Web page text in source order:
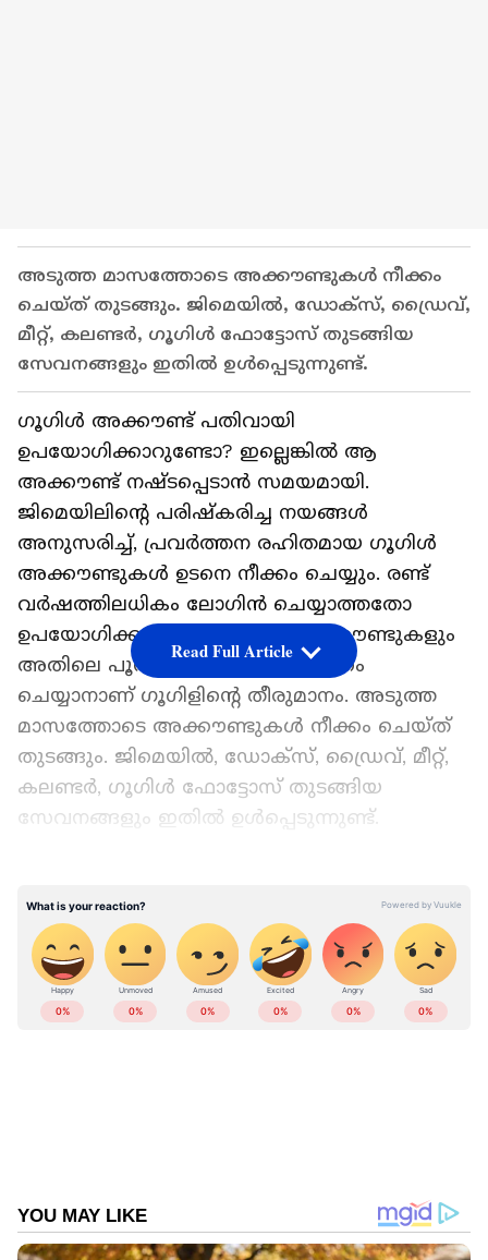
അടുത്ത മാസത്തോടെ അക്കൗണ്ടുകൾ നീക്കം
ചെയ്ത് തുടങ്ങും. ജിമെയിൽ, ഡോക്സ്, ഡ്രൈവ്,
മീറ്റ്, കലണ്ടർ, ഗൂഗിൾ ഫോട്ടോസ് തുടങ്ങിയ
സേവനങ്ങളും ഇതില്‍ ഉൾപ്പെടുന്നുണ്ട്.
ഗൂ​ഗിൾ അക്കൗണ്ട് പതിവായി
ഉപയോഗിക്കാറുണ്ടോ? ഇല്ലെങ്കിൽ ആ
അക്കൗണ്ട് നഷ്ടപ്പെടാൻ സമയമായി.
ജിമെയിലിന്റെ പരിഷ്കരിച്ച നയങ്ങൾ
അനുസരിച്ച്, പ്രവർത്തന രഹിതമായ ഗൂഗിൾ
അക്കൗണ്ടുകൾ ഉടനെ നീക്കം ചെയ്യും. രണ്ട്
വർഷത്തിലധികം ലോ​ഗിൻ ചെയ്യാത്തതോ
ഉപയോ​ഗിക്കാത്തതോ ആയ അക്കൗണ്ടുകളും
അതിലെ പൂർണ വിവരങ്ങളും നീക്കം
ചെയ്യാനാണ് ​ഗൂ​ഗിളിന്റെ തീരുമാനം. അടുത്ത
മാസത്തോടെ അക്കൗണ്ടുകൾ നീക്കം ചെയ്ത്
തുടങ്ങും. ജിമെയിൽ, ഡോക്സ്, ഡ്രൈവ്, മീറ്റ്,
കലണ്ടർ, ഗൂഗിൾ ഫോട്ടോസ് തുടങ്ങിയ
സേവനങ്ങളും ഇതില്‍ ഉൾപ്പെടുന്നുണ്ട്.
ഉപ​യോ​ഗശൂന്യമായ അക്കൗണ്ടുകളിലെ
സുരക്ഷാ പ്രശ്നങ്ങളാണ് പുതിയ മാറ്റത്തിന്
കാരണമെന്നാണ് ​ഗൂ​ഗിളിന്റെ വിശദീകരണം.
സാധ്യത കുറവാണ്. ആക്ടീവ് അക്കൗണ്ടുകളെ
അപേക്ഷിച്ച് പത്തിരട്ടി അധികം
Read Full Article
WDWeb Desk